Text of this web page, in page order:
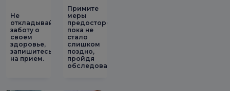
Не
откладывайте
заботу о
своем
здоровье,
запишитесь
на прием.
Примите
меры
предосторожности,
пока не
стало
слишком
поздно,
пройдя
обследование.